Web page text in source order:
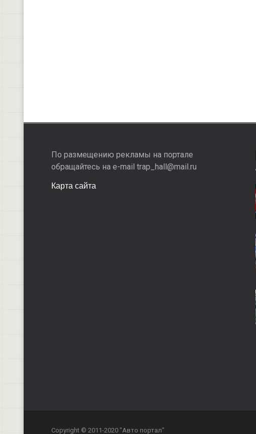
По размещению рекламы на портале
обращайтесь на e-mail trap_hall@mail.ru
Карта сайта
Copyright © 2011-2020 "Авто портал"